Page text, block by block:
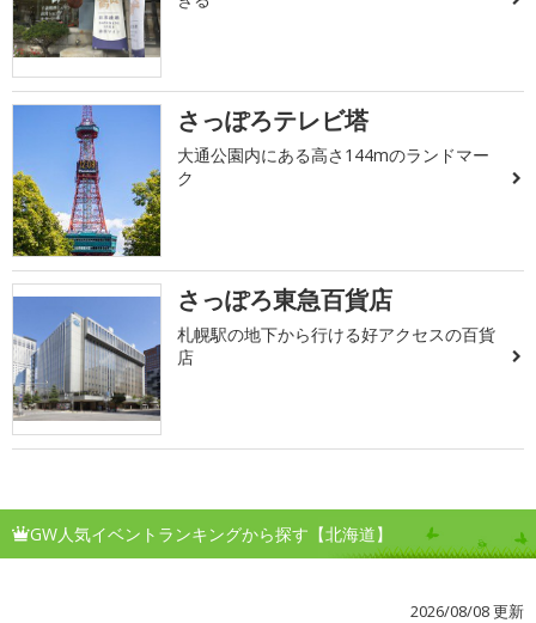
さっぽろテレビ塔
大通公園内にある高さ144mのランドマー
ク
さっぽろ東急百貨店
札幌駅の地下から行ける好アクセスの百貨
店
GW人気イベントランキングから探す【北海道】
2026/08/08 更新